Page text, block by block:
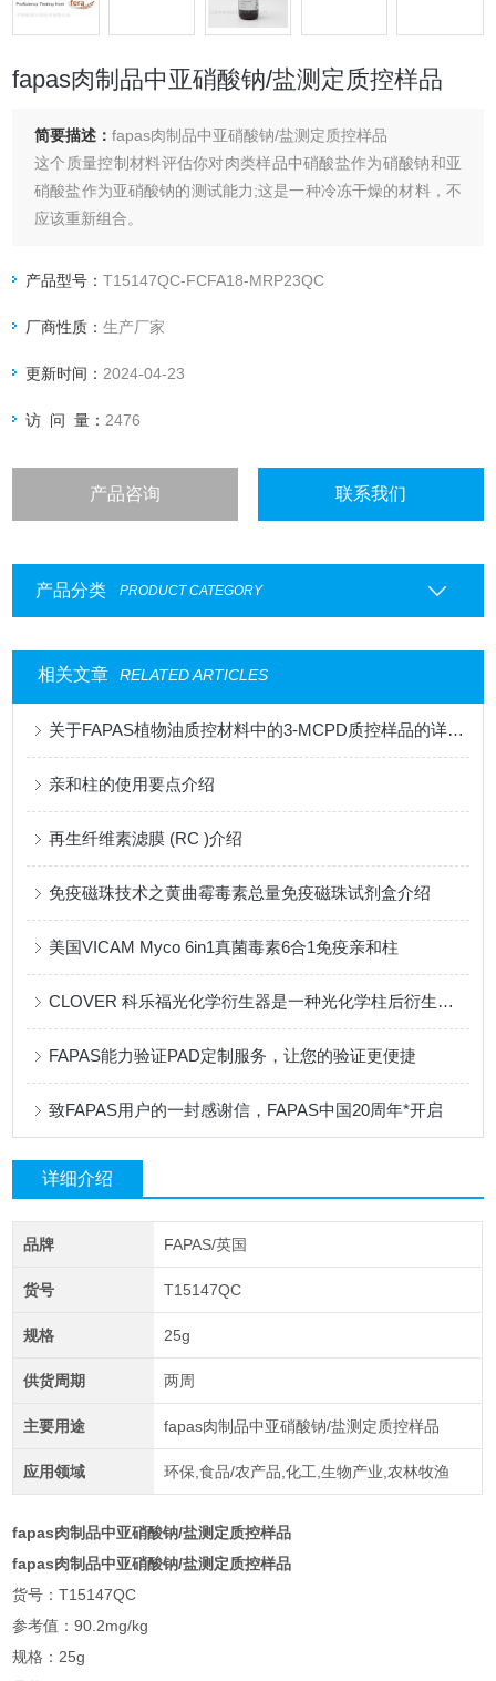
fapas肉制品中亚硝酸钠/盐测定质控样品
简要描述：fapas肉制品中亚硝酸钠/盐测定质控样品
这个质量控制材料评估你对肉类样品中硝酸盐作为硝酸钠和亚
硝酸盐作为亚硝酸钠的测试能力;这是一种冷冻干燥的材料，不
应该重新组合。
它们经常在受污染的饮用水、腌制肉制品以及水果和蔬菜中被
家对各种食品中的硝酸盐和亚硝酸盐都有监管限制。
产品型号：T15147QC-FCFA18-MRP23QC
厂商性质：生产厂家
更新时间： 2024-04-23
访 问 量： 2476
产品咨询 联系我们
产品分类 PRODUCT CATEGORY
相关文章 RELATED ARTICLES
关于FAPAS植物油质控材料中的3-MCPD质控样品的详细介绍
亲和柱的使用要点介绍
再生纤维素滤膜 (RC )介绍
免疫磁珠技术之黄曲霉毒素总量免疫磁珠试剂盒介绍
美国VICAM Myco 6in1真菌毒素6合1免疫亲和柱
CLOVER 科乐福光化学衍生器是一种光化学柱后衍生装置
FAPAS能力验证PAD定制服务，让您的验证更便捷
致FAPAS用户的一封感谢信，FAPAS中国20周年*开启
详细介绍
品牌 FAPAS/英国
货号 T15147QC
规格 25g
供货周期 两周
主要用途 fapas肉制品中亚硝酸钠/盐测定质控样品
应用领域 环保,食品/农产品,化工,生物产业,农林牧渔
fapas肉制品中亚硝酸钠/盐测定质控样品
fapas肉制品中亚硝酸钠/盐测定质控样品
货号：T15147QC
参考值：90.2mg/kg
规格：25g